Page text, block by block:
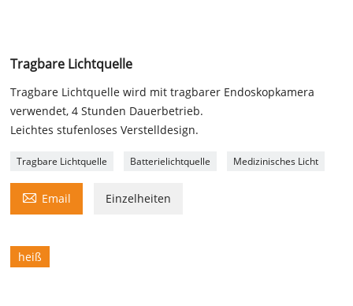
Tragbare Lichtquelle
Tragbare Lichtquelle wird mit tragbarer Endoskopkamera
verwendet, 4 Stunden Dauerbetrieb.
Leichtes stufenloses Verstelldesign.
Tragbare Lichtquelle Batterielichtquelle Medizinisches Licht
 Email Einzelheiten
heiß